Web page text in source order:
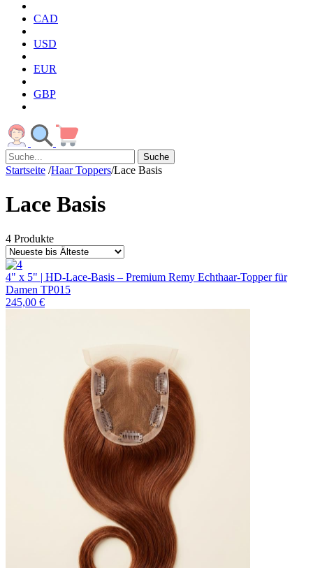
CAD
USD
EUR
GBP
Suche
Startseite /Haar Toppers/Lace Basis
Lace Basis
4 Produkte
4" x 5" | HD-Lace-Basis – Premium Remy Echthaar-Topper für
Damen TP015
245,00 €